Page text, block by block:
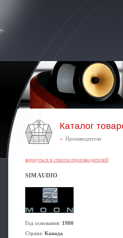
Каталог
Производители
вернуться в список производителей
SIM AUDIO
Год основания: 1980
Страна: Канада